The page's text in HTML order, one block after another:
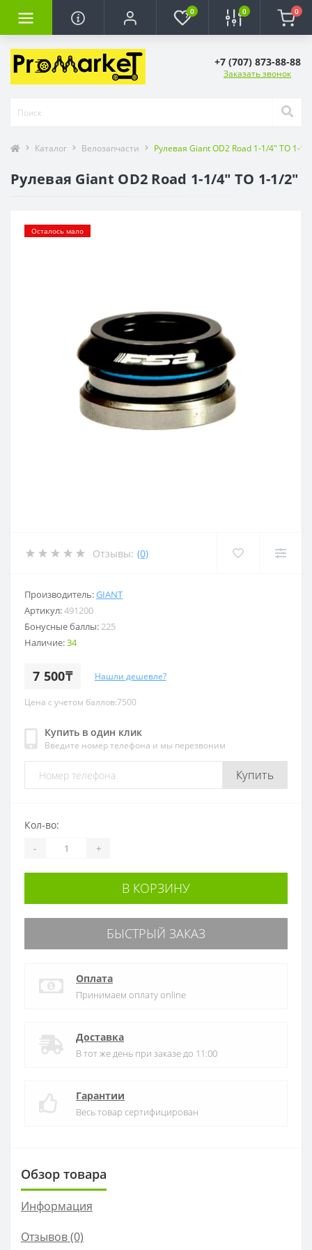
0 0 0
+7 (707) 873-88-88
Заказать звонок
Каталог Велозапчасти Рулевая Giant OD2 Road 1-1/4" TO 1-1/
Рулевая Giant OD2 Road 1-1/4" TO 1-1/2"
Осталось мало
Отзывы: (0)
Производитель:GIANT
Артикул:491200
Бонусные баллы:225
Наличие:34
7 500₸ Нашли дешевле?
Цена с учетом баллов:7500
Купить в один клик
Введите номер телефона и мы перезвоним
Купить
Кол-во:
- +
В КОРЗИНУ
БЫСТРЫЙ ЗАКАЗ
Оплата
Принимаем оплату online
Доставка
В тот же день при заказе до 11:00
Гарантии
Весь товар сертифицирован
Обзор товара
Информация
Отзывов (0)